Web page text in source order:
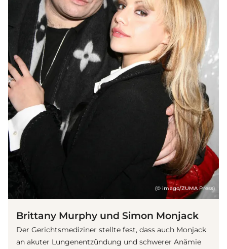
(© imago/ZUMA Press)
Brittany Murphy und Simon Monjack
Der Gerichtsmediziner stellte fest, dass auch Monjack
an akuter Lungenentzündung und schwerer Anämie